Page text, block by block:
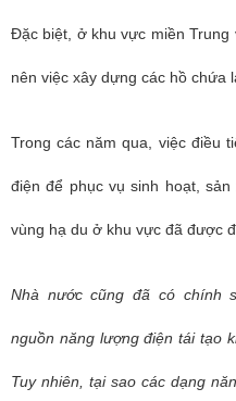
Đặc biệt, ở khu vực miền
nên việc xây dựng các hồ chứa
Trong các năm qua, việc điều
điện để phục vụ sinh hoạt,
vùng hạ du ở khu vực đã được
Nhà nước cũng đã có chính
nguồn năng lượng điện tái tạo
Tuy nhiên, tại sao các dạng